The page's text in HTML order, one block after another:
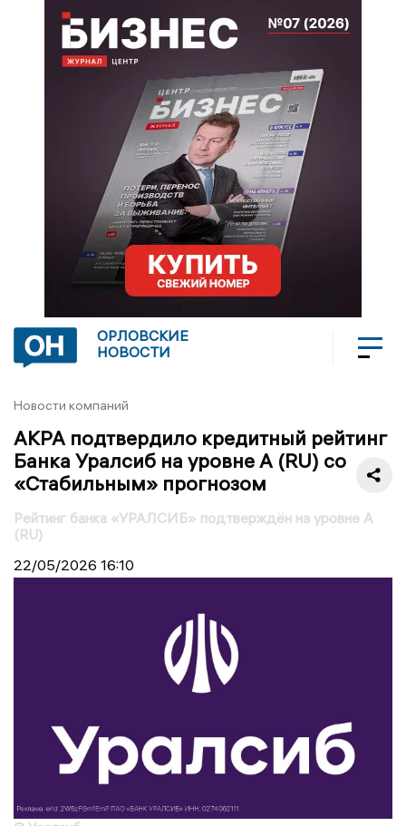
ОРЛОВСКИЕ
НОВОСТИ
Новости компаний
АКРА подтвердило кредитный рейтинг
Банка Уралсиб на уровне А (RU) со
«Стабильным» прогнозом
Рейтинг банка «УРАЛСИБ» подтверждён на уровне А
(RU)
22/05/2026 16:10